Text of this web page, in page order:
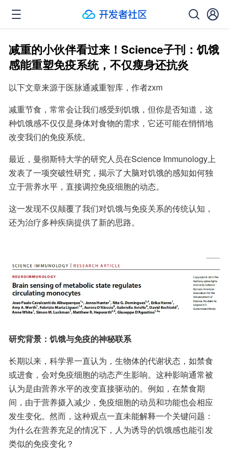
减重的小伙伴看过来！Science子刊：饥饿
感能重塑免疫系统，不仅瘦身还抗炎
以下文章来源于医脉通减重智库，作者zxm
减重节食，常常会让我们感受到饥饿，但你是否知道，这
种饥饿感不仅仅是身体对食物的需求，它还可能在悄悄地
改变我们的免疫系统。
最近，曼彻斯特大学的研究人员在Science Immunology上
发表了一项突破性研究，揭示了大脑对饥饿的感知如何独
立于营养水平，直接调控免疫细胞的动态。
这一发现不仅颠覆了我们对饥饿与免疫关系的传统认知，
还为治疗多种疾病提供了新的思路。
研究背景：饥饿与免疫的神秘联系
长期以来，科学界一直认为，生物体的代谢状态，如禁食
或进食，会对免疫细胞的动态产生影响。这种影响通常被
认为是由营养水平的改变直接驱动的。例如，在禁食期
间，由于营养摄入减少，免疫细胞的动员和功能也会相应
发生变化。然而，这种观点一直未能解释一个关键问题：
为什么在营养充足的情况下，人为诱导的饥饿感也能引发
类似的免疫变化？